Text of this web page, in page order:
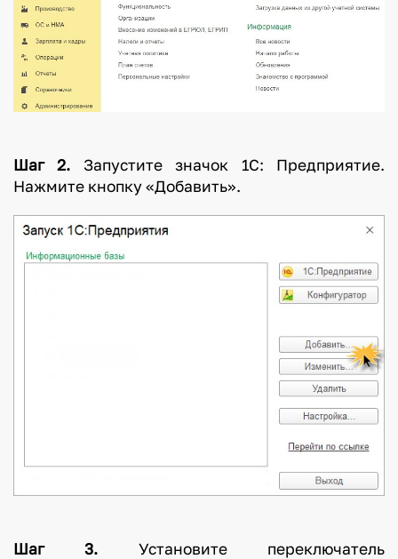
Шаг 2. Запустите значок 1С: Предприятие.
Нажмите кнопку «Добавить».
Шаг 3. Установите переключатель